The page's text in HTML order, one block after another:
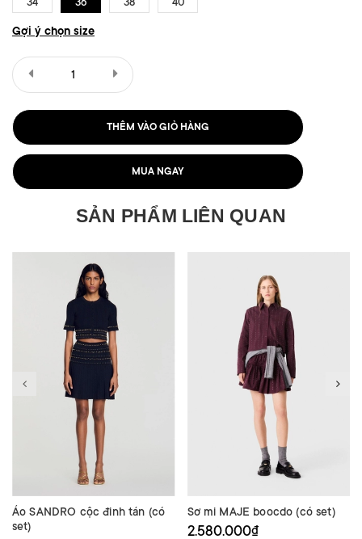
Gợi ý chọn size
THÊM VÀO GIỎ HÀNG
MUA NGAY
SẢN PHẨM LIÊN QUAN
Áo SANDRO cộc đinh tán (có
set)
Sơ mi MAJE boocdo (có set)
2.580.000₫